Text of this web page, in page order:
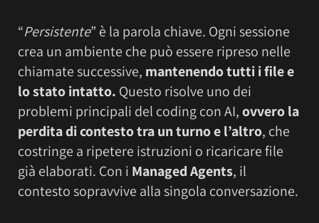
“Persistente” è la parola chiave. Ogni sessione
crea un ambiente che può essere ripreso nelle
chiamate successive, mantenendo tutti i file e
lo stato intatto. Questo risolve uno dei
problemi principali del coding con AI,ovvero la
perdita di contesto tra un turno e l’altro, che
costringe a ripetere istruzioni o ricaricare file
già elaborati. Con i Managed Agents, il
contesto sopravvive alla singola conversazione.